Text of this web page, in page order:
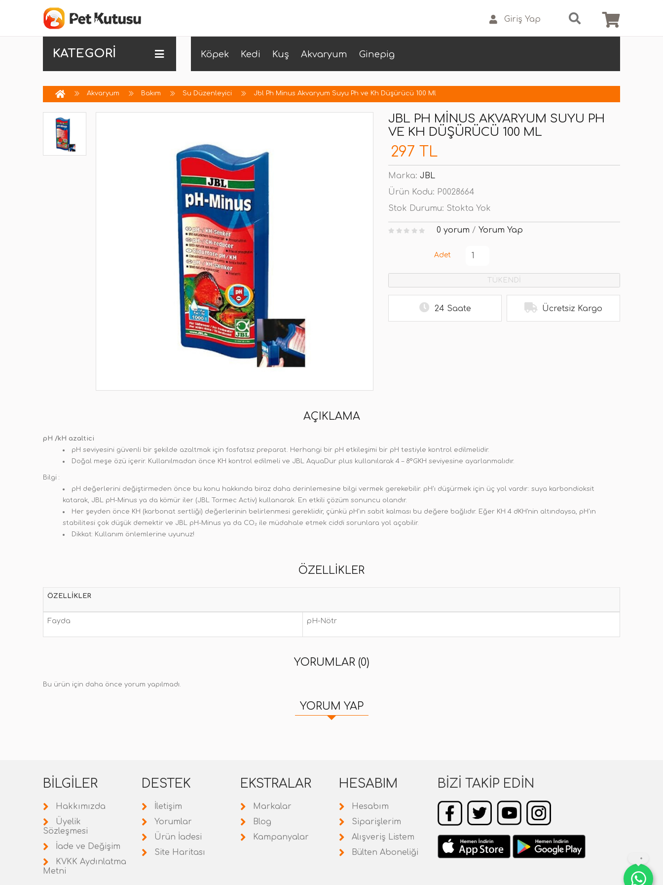
Giriş Yap
KATEGORİ Köpek Kedi Kuş Akvaryum Ginepig
Akvaryum Bakım Su Düzenleyici Jbl Ph Minus Akvaryum Suyu Ph ve Kh Düşürücü 100 Ml
JBL PH MINUS AKVARYUM SUYU PH
VE KH DÜŞÜRÜCÜ 100 ML
297 TL
Marka: JBL
Ürün Kodu: P0028664
Stok Durumu: Stokta Yok
0 yorum / Yorum Yap
Adet
TÜKENDİ
24 Saate Ücretsiz Kargo
AÇIKLAMA
pH /kH azaltici
pH seviyesini güvenli bir şekilde azaltmak için fosfatsız preparat. Herhangi bir pH etkileşimi bir pH testiyle kontrol edilmelidir.
Doğal meşe özü içerir. Kullanılmadan önce KH kontrol edilmeli ve JBL AquaDur plus kullanılarak 4 – 8ºGKH seviyesine ayarlanmalıdır.
Bilgi :
pH değerlerini değiştirmeden önce bu konu hakkında biraz daha derinlemesine bilgi vermek gerekebilir. pH'ı düşürmek için üç yol vardır: suya karbondioksit
katarak, JBL pH-Minus ya da kömür iler (JBL Tormec Activ) kullanarak. En etkili çözüm sonuncu olandır.
Her şeyden önce KH (karbonat sertliği) değerlerinin belirlenmesi gereklidir, çünkü pH'ın sabit kalması bu değere bağlıdır. Eğer KH 4 dKH'nin altındaysa, pH'ın
stabilitesi çok düşük demektir ve JBL pH-Minus ya da CO₂ ile müdahale etmek ciddi sorunlara yol açabilir.
Dikkat: Kullanım önlemlerine uyunuz!
ÖZELLIKLER
ÖZELLIKLER
Fayda pH-Nötr
YORUMLAR (0)
Bu ürün için daha önce yorum yapılmadı.
YORUM YAP
BILGILER
Hakkımızda
Üyelik
Sözleşmesi
İade ve Değişim
KVKK Aydınlatma
Metni
DESTEK
İletişim
Yorumlar
Ürün İadesi
Site Haritası
EKSTRALAR
Markalar
Blog
Kampanyalar
HESABIM
Hesabım
Siparişlerim
Alışveriş Listem
Bülten Aboneliği
BIZI TAKIP EDIN